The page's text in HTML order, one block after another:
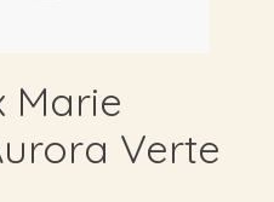
Marie
Verte